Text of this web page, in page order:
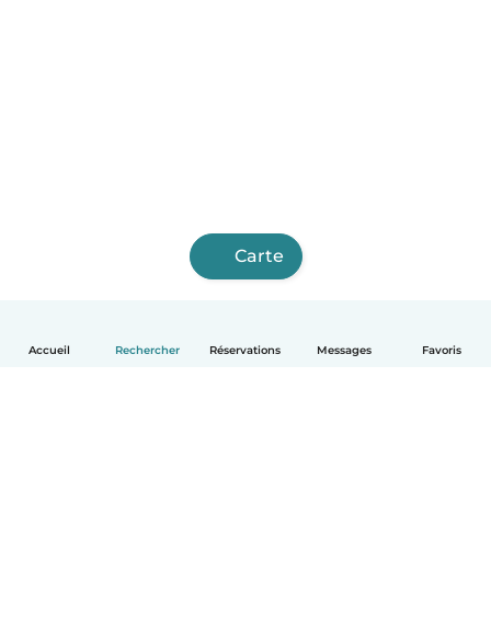
Accueil Rechercher Réservations Messages Favoris
Carte